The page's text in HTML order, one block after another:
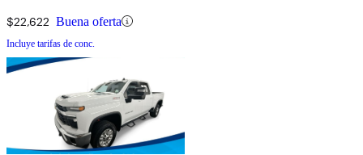
$22,622 Buena oferta
Incluye tarifas de conc.